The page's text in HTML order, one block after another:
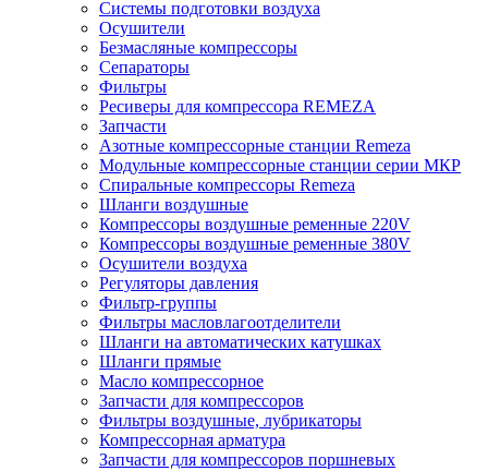
Системы подготовки воздуха
Осушители
Безмасляные компрессоры
Сепараторы
Фильтры
Ресиверы для компрессора REMEZA
Запчасти
Азотные компрессорные станции Remeza
Модульные компрессорные станции серии МКР
Спиральные компрессоры Remeza
Шланги воздушные
Компрессоры воздушные ременные 220V
Компрессоры воздушные ременные 380V
Осушители воздуха
Регуляторы давления
Фильтр-группы
Фильтры масловлагоотделители
Шланги на автоматических катушках
Шланги прямые
Масло компрессорное
Запчасти для компрессоров
Фильтры воздушные, лубрикаторы
Компрессорная арматура
Запчасти для компрессоров поршневых